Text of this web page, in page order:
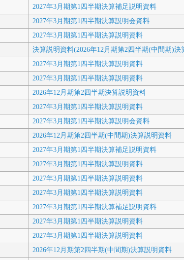
2027年3月期第1四半期決算補足説明資料
2027年3月期第1四半期決算説明会資料
2027年3月期第1四半期決算説明資料
決算説明資料(2026年12月期第2四半期(中間期)決
2027年3月期第1四半期決算説明資料
2027年3月期第1四半期決算説明資料
2026年12月期第2四半期決算説明資料
2027年3月期第1四半期決算説明資料
2027年3月期第1四半期決算説明会資料
2026年12月期第2四半期(中間期)決算説明資料
2027年3月期第1四半期決算補足説明資料
2027年3月期第1四半期決算説明資料
2027年3月期第1四半期決算説明資料
2027年3月期第1四半期決算説明資料
2027年3月期第1四半期決算補足説明資料
2027年3月期第1四半期決算説明資料
2027年3月期第1四半期決算説明資料
2026年12月期第2四半期(中間期)決算説明資料